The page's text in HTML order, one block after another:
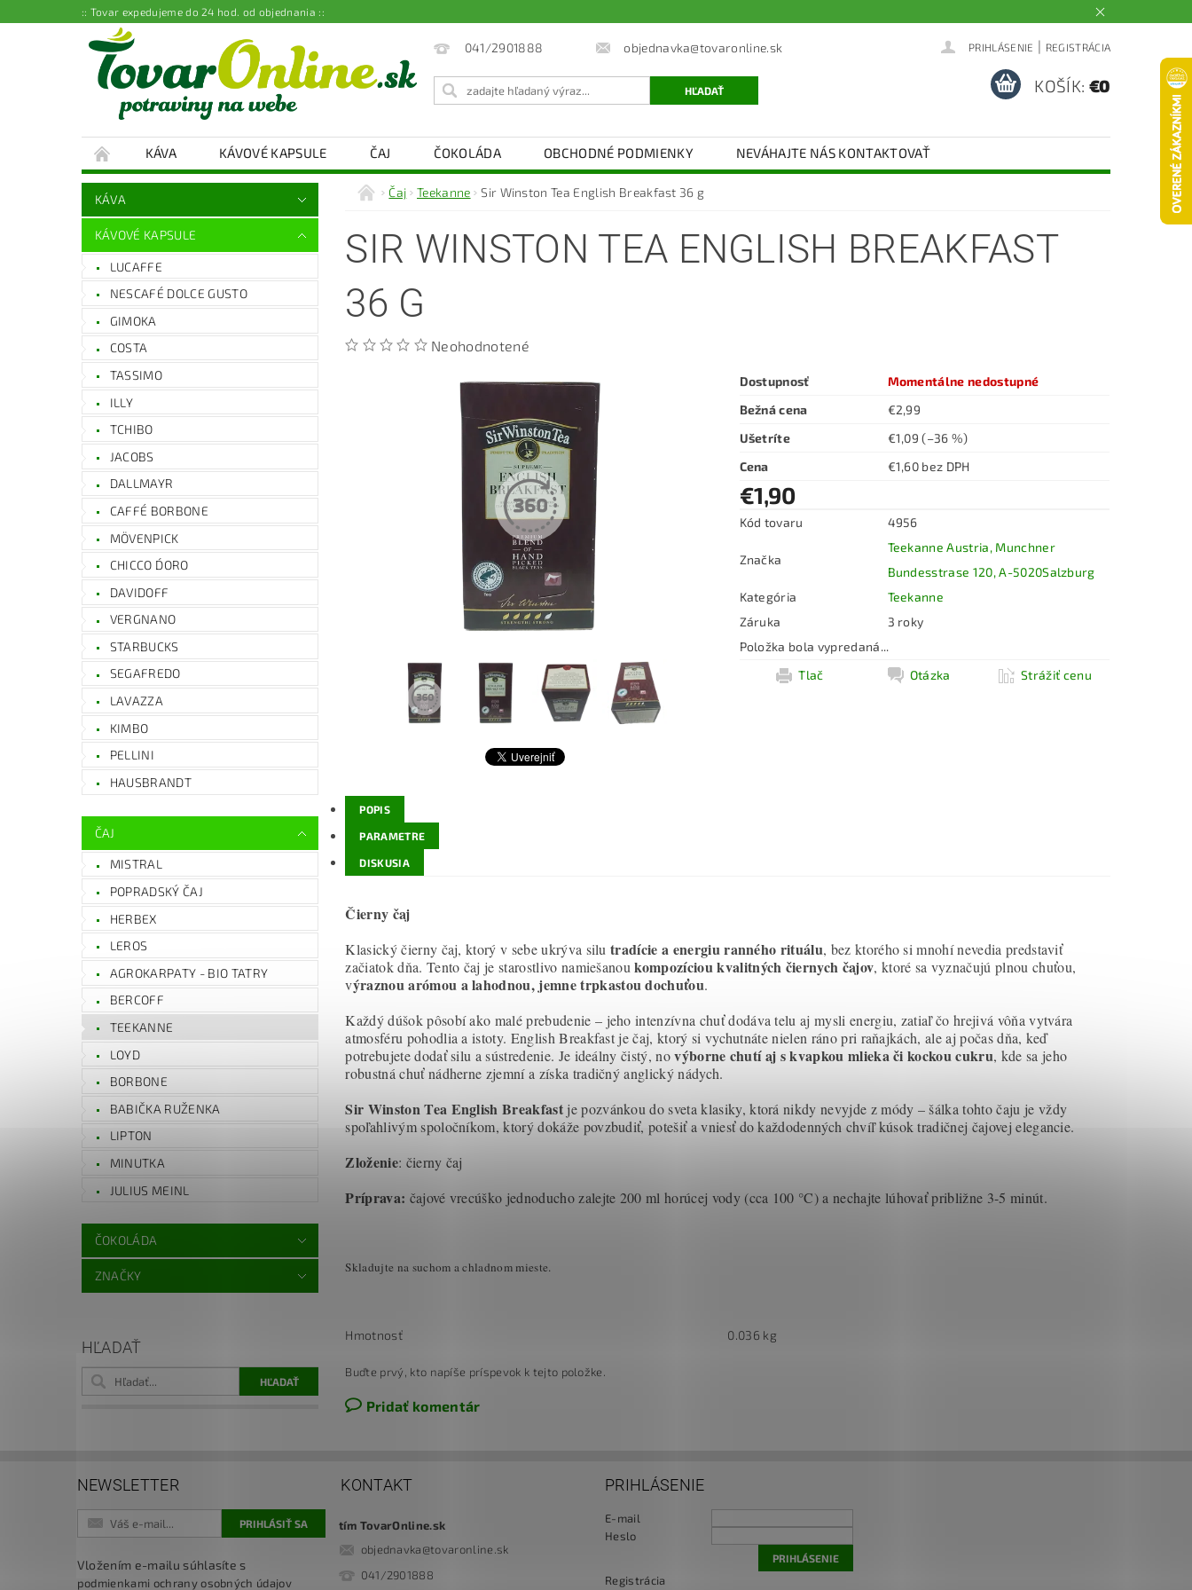
:: Tovar expedujeme do 24 hod. od objednania ::
041/2901888 objednavka@tovaronline.sk PRIHLÁSENIE | REGISTRÁCIA
KOŠÍK: €0
KÁVA KÁVOVÉ KAPSULE ČAJ ČOKOLÁDA OBCHODNÉ PODMIENKY NEVÁHAJTE NÁS KONTAKTOVAŤ
KÁVA
KÁVOVÉ KAPSULE
LUCAFFE
NESCAFÉ DOLCE GUSTO
GIMOKA
COSTA
TASSIMO
ILLY
TCHIBO
JACOBS
DALLMAYR
CAFFÉ BORBONE
MÖVENPICK
CHICCO D´ORO
DAVIDOFF
VERGNANO
STARBUCKS
SEGAFREDO
LAVAZZA
KIMBO
PELLINI
HAUSBRANDT
ČAJ
MISTRAL
POPRADSKÝ ČAJ
HERBEX
LEROS
AGROKARPATY - BIO TATRY
BERCOFF
TEEKANNE
LOYD
BORBONE
BABIČKA RUŽENKA
LIPTON
MINUTKA
JULIUS MEINL
ČOKOLÁDA
ZNAČKY
HĽADAŤ
Čaj Teekanne Sir Winston Tea English Breakfast 36 g
SIR WINSTON TEA ENGLISH BREAKFAST
36 G
Neohodnotené
Dostupnosť
Momentálne nedostupné
Bežná cena
€2,99
Ušetríte
€1,09(–36 %)
Cena
€1,60 bez DPH
€1,90
Kód tovaru 4956
Značka
Teekanne Austria, Munchner
Bundesstrase 120, A-5020Salzburg
Kategória
Teekanne
Záruka
3 roky
Položka bola vypredaná...
Tlač
Otázka Strážiť cenu
POPIS
PARAMETRE
DISKUSIA
Čierny čaj
Klasický čierny čaj, ktorý v sebe ukrýva silu tradície a energiu ranného rituálu, bez ktorého si mnohí nevedia predstaviť
začiatok dňa. Tento čaj je starostlivo namiešanoukompozíciou kvalitných čiernych čajov, ktoré sa vyznačujú plnou chuťou,
výraznou arómou a lahodnou, jemne trpkastou dochuťou.
Každý dúšok pôsobí ako malé prebudenie – jeho intenzívna chuť dodáva telu aj mysli energiu, zatiaľ čo hrejivá vôňa vytvára
atmosféru pohodlia a istoty. English Breakfast je čaj, ktorý si vychutnáte nielen ráno pri raňajkách, ale aj počas dňa, keď
potrebujete dodať silu a sústredenie. Je ideálny čistý, novýborne chutí aj s kvapkou mlieka či kockou cukru, kde sa jeho
robustná chuť nádherne zjemní a získa tradičný anglický nádych.
Sir Winston Tea English Breakfastje pozvánkou do sveta klasiky, ktorá nikdy nevyjde z módy – šálka tohto čaju je vždy
spoľahlivým spoločníkom, ktorý dokáže povzbudiť, potešiť a vniesť do každodenných chvíľ kúsok tradičnej čajovej elegancie.
Zloženie: čierny čaj
Príprava: čajové vrecúško jednoducho zalejte 200 ml horúcej vody (cca 100 °C) a nechajte lúhovať približne 3-5 minút.
Skladujte na suchom a chladnom mieste.
Hmotnosť 0.036 kg
Buďte prvý, kto napíše príspevok k tejto položke.
Pridať komentár
NEWSLETTER
Vložením e-mailu súhlasíte s
podmienkami ochrany osobných údajov
KONTAKT
tím TovarOnline.sk
objednavka@tovaronline.sk
041/2901888
PRIHLÁSENIE
E-mail
Heslo
Registrácia